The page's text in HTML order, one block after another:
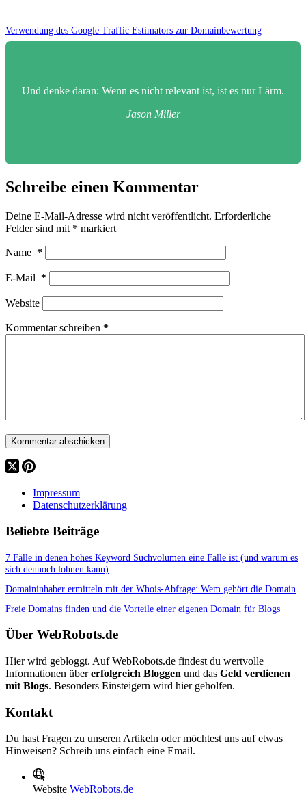
Verwendung des Google Traffic Estimators zur Domainbewertung
Und denke daran: Wenn es nicht relevant ist, ist es nur Lärm.
Jason Miller
Schreibe einen Kommentar
Deine E-Mail-Adresse wird nicht veröffentlicht. Erforderliche
Felder sind mit * markiert
Name *
E-Mail *
Website
Kommentar schreiben *
Kommentar abschicken
Impressum
Datenschutzerklärung
Beliebte Beiträge
7 Fälle in denen hohes Keyword Suchvolumen eine Falle ist (und warum es
sich dennoch lohnen kann)
Domaininhaber ermitteln mit der Whois-Abfrage: Wem gehört die Domain
Freie Domains finden und die Vorteile einer eigenen Domain für Blogs
Über WebRobots.de
Hier wird gebloggt. Auf WebRobots.de findest du wertvolle
Informationen übererfolgreich Bloggen und das Geld verdienen
mit Blogs. Besonders Einsteigern wird hier geholfen.
Kontakt
Du hast Fragen zu unseren Artikeln oder möchtest uns auf etwas
Hinweisen? Schreib uns einfach eine Email.
Website WebRobots.de